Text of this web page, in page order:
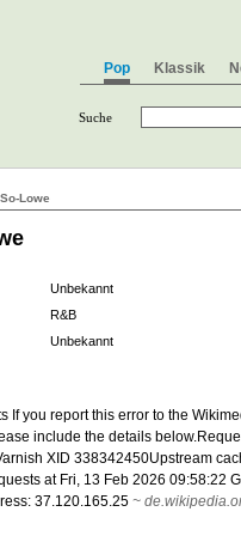
Lowe
Unbekannt
R&B
Unbekannt
If you report this error to the
include the details
XID 338342450Upstream
at Fri, 13 Feb 2026 09:58:22
37.120.165.25 ~
Pop Klassik
Suche